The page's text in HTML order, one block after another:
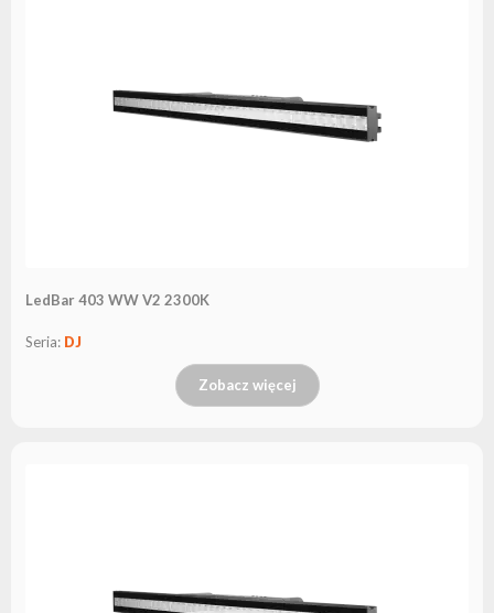
LedBar 403 WW V2 2300K
Seria: DJ
Zobacz więcej